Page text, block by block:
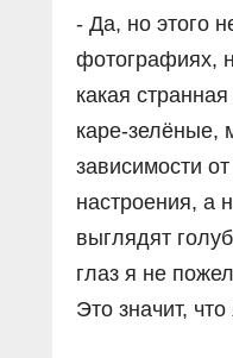
- Да, но этого
фотографиях,
какая
каре-зелёные,
зависимости
настроения, а
выглядят
глаз я не
Это значит,